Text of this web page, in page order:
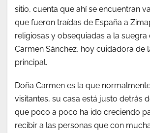
sitio, cuenta que ahí se encuentran
que fueron traídas de España a
religiosas y obsequiadas a la suegra
Carmen Sánchez, hoy cuidadora de
principal.
Doña Carmen es la que
visitantes, su casa está justo detrás
que poco a poco ha ido creciendo
recibir a las personas que con